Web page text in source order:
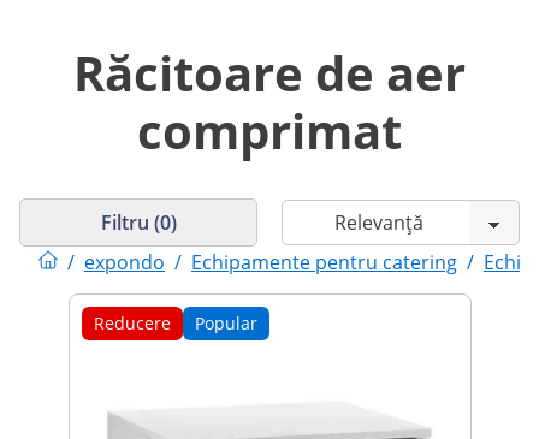
Răcitoare de aer
comprimat
/ expondo / Echipamente pentru catering /
Filtru (0)
Reducere Popular